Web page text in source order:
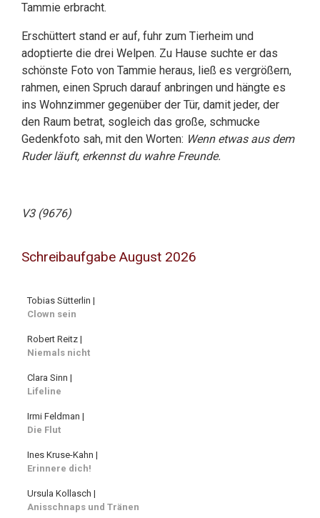
Tammie erbracht.
Erschüttert stand er auf, fuhr zum Tierheim und
adoptierte die drei Welpen. Zu Hause suchte er das
schönste Foto von Tammie heraus, ließ es vergrößern,
rahmen, einen Spruch darauf anbringen und hängte es
ins Wohnzimmer gegenüber der Tür, damit jeder, der
den Raum betrat, sogleich das große, schmucke
Gedenkfoto sah, mit den Worten: Wenn etwas aus dem
Ruder läuft, erkennst du wahre Freunde.
V3 (9676)
Schreibaufgabe August 2026
Tobias Sütterlin |
Clown sein
Robert Reitz |
Niemals nicht
Clara Sinn |
Lifeline
Irmi Feldman |
Die Flut
Ines Kruse-Kahn |
Erinnere dich!
Ursula Kollasch |
Anisschnaps und Tränen